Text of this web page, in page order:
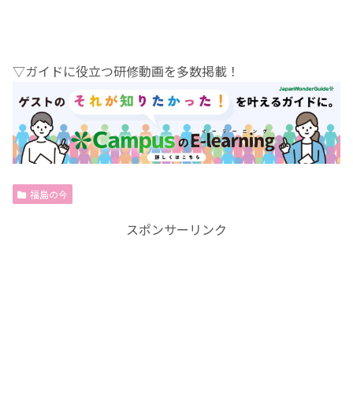
▽ガイドに役立つ研修動画を多数掲載！
福島の今
スポンサーリンク